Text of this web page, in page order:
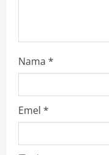
Nama *
Emel *